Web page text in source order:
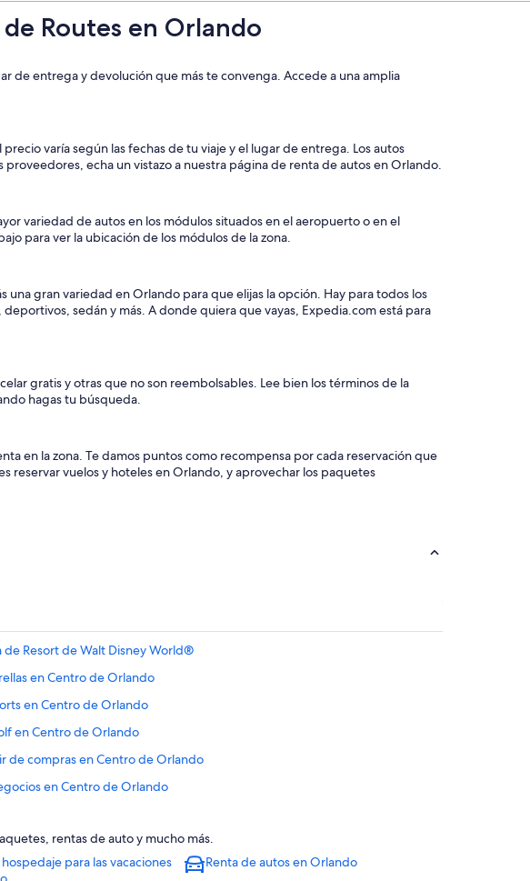
Routes en Orlando
de entrega y devolución que más te convenga. Accede a una amplia
varía según las fechas de tu viaje y el lugar de entrega. Los autos
echa un vistazo a nuestra página de renta de autos en Orlando.
variedad de autos en los módulos situados en el aeropuerto o en el
para ver la ubicación de los módulos de la zona.
gran variedad en Orlando para que elijas la opción. Hay para todos los
sedán y más. A donde quiera que vayas, Expedia.com está para
gratis y otras que no son reembolsables. Lee bien los términos de la
hagas tu búsqueda.
en la zona. Te damos puntos como recompensa por cada reservación que
reservar vuelos y hoteles en Orlando, y aprovechar los paquetes
de Resort de Walt Disney World®
en Centro de Orlando
en Centro de Orlando
en Centro de Orlando
de compras en Centro de Orlando
en Centro de Orlando
en Centro de Orlando
en Centro de Orlando
rentas de auto y mucho más.
para las vacaciones
Renta de autos en Orlando